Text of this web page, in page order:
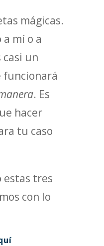
mágicas.
mí o a
casi un
funcionará
. Es
hacer
tu caso
estas tres
con lo